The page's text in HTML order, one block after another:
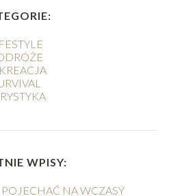
WPISY:
NA WCZASY